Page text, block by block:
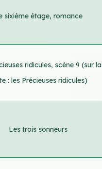
sixième étage, romance
ridicules, scène 9 (sur la
: les Précieuses ridicules)
Les trois sonneurs